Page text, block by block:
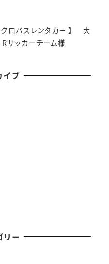
ロバスレンタカー 】 大
サッカーチーム様
イブ
リー